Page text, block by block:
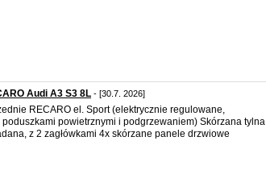
Audi A3 S3 8L - [30.7. 2026]
RECARO el. Sport (elektrycznie regulowane,
poduszkami powietrznymi i podgrzewaniem) Skórzana tylna
z 2 zagłówkami 4x skórzane panele drzwiowe